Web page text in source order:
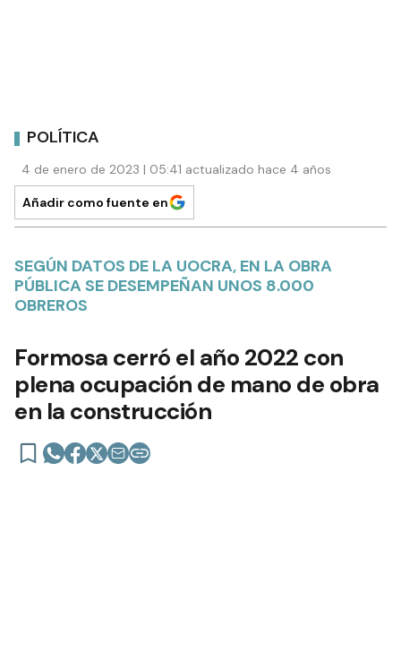
POLÍTICA
4 de enero de 2023 | 05:41 actualizado hace 4 años
Añadir como fuente en
SEGÚN DATOS DE LA UOCRA, EN LA OBRA
PÚBLICA SE DESEMPEÑAN UNOS 8.000
OBREROS
Formosa cerró el año 2022 con
plena ocupación de mano de obra
en la construcción